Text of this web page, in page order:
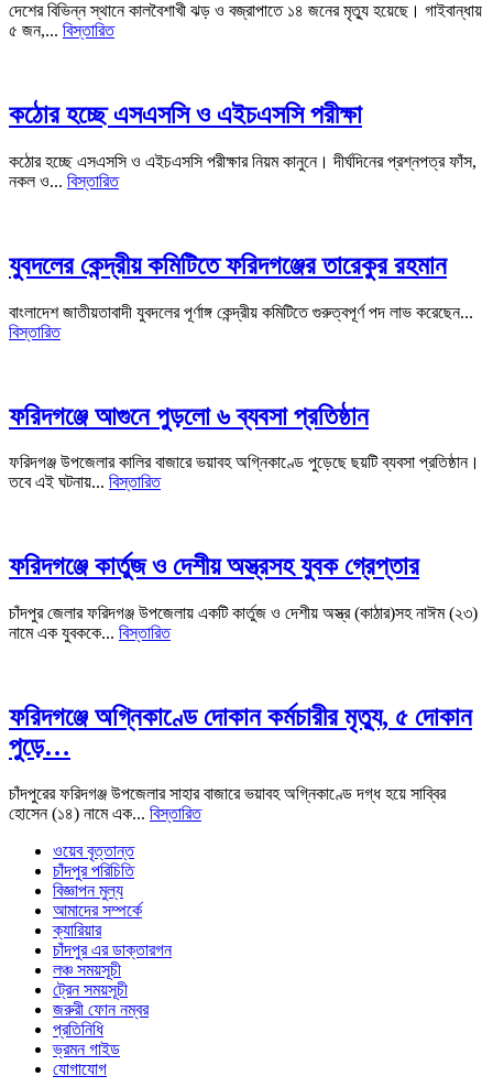
দেশের বিভিন্ন স্থানে কালবৈশাখী ঝড় ও বজ্রাপাতে ১৪ জনের মৃত্যু হয়েছে। গাইবান্ধায়
৫ জন,... বিস্তারিত
কঠোর হচ্ছে এসএসসি ও এইচএসসি পরীক্ষা
কঠোর হচ্ছে এসএসসি ও এইচএসসি পরীক্ষার নিয়ম কানুনে। দীর্ঘদিনের প্রশ্নপত্র ফাঁস,
নকল ও... বিস্তারিত
যুবদলের কেন্দ্রীয় কমিটিতে ফরিদগঞ্জের তারেকুর রহমান
বাংলাদেশ জাতীয়তাবাদী যুবদলের পূর্ণাঙ্গ কেন্দ্রীয় কমিটিতে গুরুত্বপূর্ণ পদ লাভ করেছেন...
বিস্তারিত
ফরিদগঞ্জে আগুনে পুড়লো ৬ ব্যবসা প্রতিষ্ঠান
ফরিদগঞ্জ উপজেলার কালির বাজারে ভয়াবহ অগ্নিকাণ্ডে পুড়েছে ছয়টি ব্যবসা প্রতিষ্ঠান।
তবে এই ঘটনায়... বিস্তারিত
ফরিদগঞ্জে কার্তুজ ও দেশীয় অস্ত্রসহ যুবক গ্রেপ্তার
চাঁদপুর জেলার ফরিদগঞ্জ উপজেলায় একটি কার্তুজ ও দেশীয় অস্ত্র (কাঠার)সহ নাঈম (২৩)
নামে এক যুবককে... বিস্তারিত
ফরিদগঞ্জে অগ্নিকাণ্ডে দোকান কর্মচারীর মৃত্যু, ৫ দোকান
পুড়ে…
চাঁদপুরের ফরিদগঞ্জ উপজেলার সাহার বাজারে ভয়াবহ অগ্নিকাণ্ডে দগ্ধ হয়ে সাব্বির
হোসেন (১৪) নামে এক... বিস্তারিত
ওয়েব বৃত্তান্ত
চাঁদপুর পরিচিতি
বিজ্ঞাপন মুল্য
আমাদের সম্পর্কে
ক্যারিয়ার
চাঁদপুর এর ডাক্তারগন
লঞ্চ সময়সূচী
ট্রেন সময়সূচী
জরুরী ফোন নম্বর
প্রতিনিধি
ভ্রমন গাইড
যোগাযোগ